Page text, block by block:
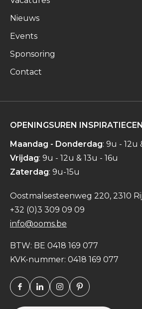
Nieuws
Events
Sponsoring
Contact
OPENINGSUREN
Maandag - Donderdag: 9u - 12u
Vrijdag: 9u - 12u & 13u - 16u
Zaterdag: 9u-15u
Oostmalsesteenweg 220, 2310
+32 (0)3 309 09 09
info@ooms.be
BTW: BE 0418 169 077
KVK-nummer: 0418 169 077
Facebook
LinkedinInstagramPinterest